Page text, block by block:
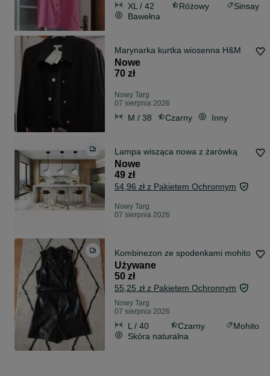
XL / 42 Różowy
Sinsay
Bawełna
Marynarka kurtka wiosenna H&M
Nowe
70 zł
Nowy Targ
07 sierpnia 2026
M / 38 Czarny Inny
Lampa wisząca nowa z żarówką
Nowe
49 zł
54,96 zł z Pakietem Ochronnym
Nowy Targ
07 sierpnia 2026
Kombinezon ze spodenkami mohito
Używane
50 zł
55,25 zł z Pakietem Ochronnym
Nowy Targ
07 sierpnia 2026
L / 40 Czarny
Mohito
Skóra naturalna